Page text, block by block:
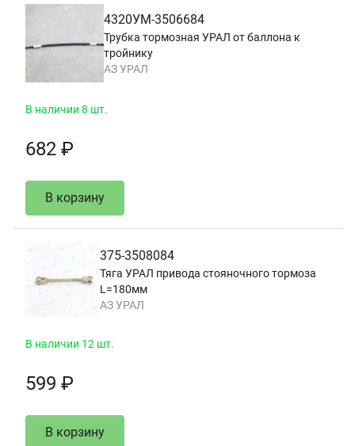
4320УМ-3506684
Трубка тормозная УРАЛ от баллона к
тройнику
АЗ УРАЛ
В наличии 8 шт.
682 ₽
В корзину
375-3508084
Тяга УРАЛ привода стояночного тормоза
L=180мм
АЗ УРАЛ
В наличии 12 шт.
599 ₽
В корзину